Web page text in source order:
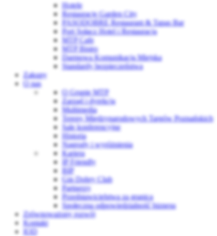
Hotele
Restauracje Garden City
PASODOBRE Restaurant & Tapas Bar
Port Sołacz Hotel i Restauracja
MTP Cafe
MTP Bistro
Darmowa Komunikacja Miejska
Standardy bezpieczeństwa
Zakupy
O nas
O Grupie MTP
Zarząd i dyrekcja
Multimedia
Tereny Międzynarodowych Targów Poznańskich
Sale konferencyjne
Historia
Nagrody i wyróżnienia
Kariera
IP Friendly
BIP
Gin Dobry Club
Partnerzy
Przedstawicielstwa za granicą
Społeczna odpowiedzialność biznesu
Zrównoważony rozwój
Kontakt
IOD